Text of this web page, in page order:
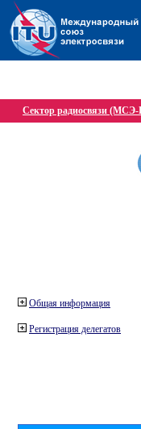
Сектор радиосвязи (МСЭ-
Общая информация
Регистрация делегатов